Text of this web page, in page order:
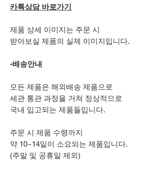
카톡상담 바로가기
제품 상세 이미지는 주문 시
받아보실 제품의 실제 이미지입니다.
-배송안내
모든 제품은 해외배송 제품으로
세관 통관 과정을 거쳐 정상적으로
국내 입고되는 제품들입니다.
주문 시 제품 수령까지
약 10~14일이 소요되는 제품입니다.
(주말 및 공휴일 제외)